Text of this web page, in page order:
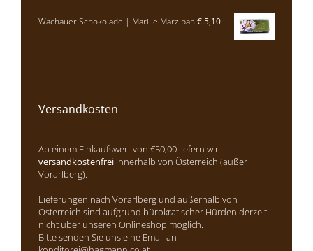
Wachauer Schokolade | Marille Marzipan €5,10
Versandkosten
Ab einem Einkaufswert von €50,00 liefern wir
versandkostenfrei innerhalb von Österreich (außer
Vorarlberg).
Lieferungen nach Vorarlberg und außerhalb von
Österreich sind aufgrund bürokratischer Hürden derzeit
nicht über unseren Onlineshop möglich.
Bitte senden Sie uns eine Email an